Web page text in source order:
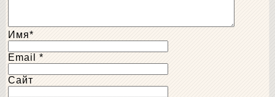
Имя*
Email*
Сайт